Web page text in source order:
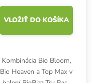
VLOŽIŤ DO KOŠÍKA
Kombinácia Bio Bloom,
Bio Heaven a Top Max v